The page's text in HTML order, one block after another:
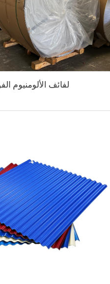
لفائف الألومنيوم